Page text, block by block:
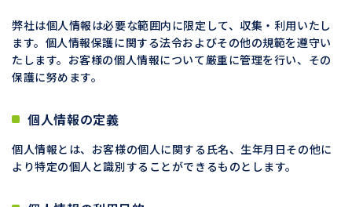
弊社は個人情報は必要な範囲内に限定して、収集・利用いたし
ます。 個人情報保護に関する法令およびその他の規範を遵守い
たします。 お客様の個人情報について厳重に管理を行い、その
保護に努めます。
個人情報の定義
個人情報とは、お客様の個人に関する氏名、生年月日その他に
より特定の個人と識別することができるものとします。